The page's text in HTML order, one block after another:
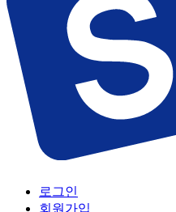
로그인
회원가입